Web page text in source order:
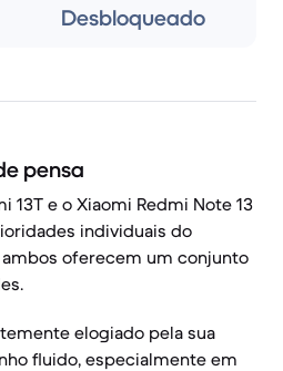
Desbloqueado
pensa
13T e o Xiaomi Redmi Note 13
individuais do
oferecem um conjunto
elogiado pela sua
fluido, especialmente em